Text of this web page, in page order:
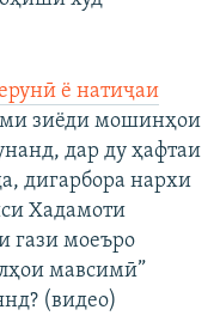
ё натиҷаи
зиёди мошинҳои
дар ду ҳафтаи
дигарбора нархи
Хадамоти
гази моеъро
мавсимӣ”
(видео)